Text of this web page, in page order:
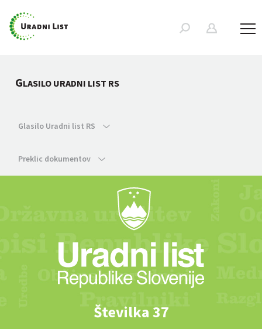
GLASILO URADNI LIST RS
Glasilo Uradni list RS
Preklic dokumentov
Številka 37